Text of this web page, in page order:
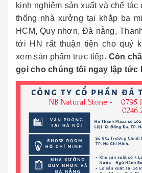
kinh nghiệm sản xuất và chế tác
thống nhà xưởng tại khắp ba
HCM, Quy nhơn, Đà nẵng,
tới HN rất thuận tiện cho quý
xem sản phẩm trực tiếp. Còn
gọi cho chúng tôi ngay lập tức